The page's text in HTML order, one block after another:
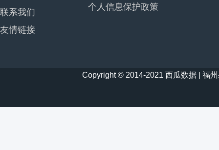
联系我们
友情链接
个人信息保护政策
Copyright © 2014-2021 西瓜数据 | 福